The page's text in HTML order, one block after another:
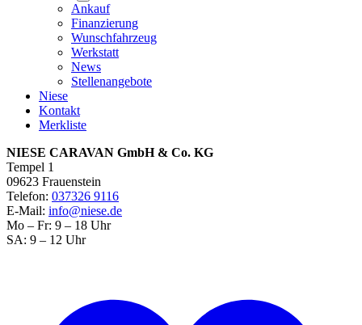
Ankauf
Finanzierung
Wunschfahrzeug
Werkstatt
News
Stellenangebote
Niese
Kontakt
Merkliste
NIESE CARAVAN GmbH & Co. KG
Tempel 1
09623 Frauenstein
Telefon: 037326 9116
E-Mail: info@niese.de
Mo – Fr: 9 – 18 Uhr
SA: 9 – 12 Uhr